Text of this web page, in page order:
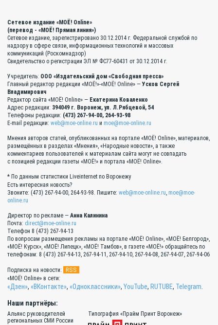
Сетевое издание «МОЁ! Online»
(перевод - «МОЁ! Прямая линия»)
Сетевое издание, зарегистрировано 30.12.2014 г. Федеральной службой по
надзору в сфере связи, информационных технологий и массовых
коммуникаций (Роскомнадзор)
Свидетельство о регистрации ЭЛ № ФС77-60431 от 30.12.2014 г.
Учредитель: ООО «Издательский дом «Свободная пресса»
Главный редактор редакции «МОЁ!»-«МОЁ! Online» — Усков Сергей
Владимирович
Редактор сайта «МОЁ! Online» — Екатерина Коваленко
Адрес редакции: 394049 г. Воронеж, ул. Л.Рябцевой, 54
Телефоны редакции: (473) 267-94-00, 264-93-98
E-mail редакции: web@moe-online.ru и moe@moe-online.ru
Мнения авторов статей, опубликованных на портале «МОЁ! Online», материалов,
размещённых в разделах «Мнения», «Народные новости», а также
комментариев пользователей к материалам сайта могут не совпадать
с позицией редакции газеты «МОЁ!» и портала «МОЁ! Online».
* По данным статистики Liveinternet по Воронежу
Есть интересная новость?
Звоните: (473) 267-94-00, 264-93-98. Пишите: web@moe-online.ru, moe@moe-
online.ru
Директор по рекламе — Анна Калинина
Почта: direct@moe-online.ru
Телефон 8 (473) 267-94-13
По вопросам размещения рекламы на портале «МОЁ! Online», «МОЁ! Белгород»,
«МОЁ! Курск», «МОЁ! Липецк», «МОЁ! Тамбов», в газете «МОЁ!» обращайтесь по
телефонам: 8 (473) 267-94-13, 267-94-11, 267-94-10, 267-94-08, 267-94-07, 267-94-06
Подписка на новости: RSS
«МОЁ! Online» в сети:
«Дзен», «ВКонтакте», «Одноклассники», YouTube, RUTUBE, Telegram.
Наши партнёры:
Альянс руководителей
региональных СМИ России
Типография «Прайм Принт Воронеж»